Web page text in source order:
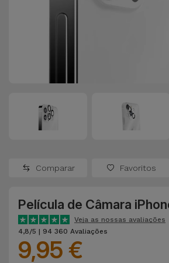
Huawei
Oppo
Dyson
TCL
Recondicionados
Recondicionados
tudo
Adaptadores
Carregadores
e Colunas
Smartwatches
e Braceletes
Correntes
Comparar Favoritos
Película de Câmara
Veja as nossas avaliações
4,8/5 | 94 360 Avaliações
9,95 €